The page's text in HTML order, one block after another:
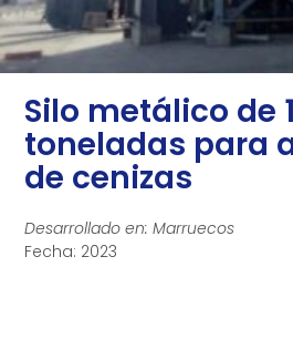
Silo metálico de
toneladas para
de cenizas
Desarrollado en: Marruecos
Fecha: 2023